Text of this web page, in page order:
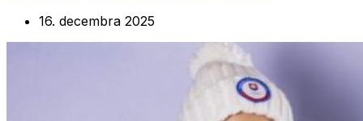
16. decembra 2025